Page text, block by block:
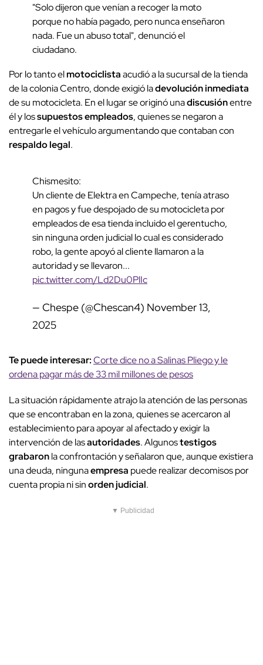
"Solo dijeron que venían a recoger la moto
porque no había pagado, pero nunca enseñaron
nada. Fue un abuso total", denunció el
ciudadano.
Por lo tanto elmotociclistaacudió a la sucursal de la tienda
de la colonia Centro, donde exigió ladevolución inmediata
de su motocicleta. En el lugar se originó unadiscusiónentre
él y lossupuestos empleados, quienes se negaron a
entregarle el vehículo argumentando que contaban con
respaldo legal.
Chismesito:
Un cliente de Elektra en Campeche, tenía atraso
en pagos y fue despojado de su motocicleta por
empleados de esa tienda incluido el gerentucho,
sin ninguna orden judicial lo cual es considerado
robo, la gente apoyó al cliente llamaron a la
autoridad y se llevaron...
pic.twitter.com/Ld2Du0PlIc
— Chespe (@Chescan4) November 13,
2025
Te puede interesar:Corte dice no a Salinas Pliego y le
ordena pagar más de 33 mil millones de pesos
La situación rápidamente atrajo la atención de las personas
que se encontraban en la zona, quienes se acercaron al
establecimiento para apoyar al afectado y exigir la
intervención de lasautoridades. Algunostestigos
grabaronla confrontación y señalaron que, aunque existiera
una deuda, ningunaempresa puede realizar decomisos por
cuenta propia ni sinorden judicial.
▼ Publicidad